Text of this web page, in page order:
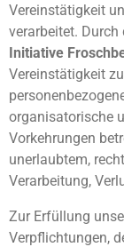
Vereinstätigkeit
verarbeitet.
Initiative
Vereinstätigkeit
organisatorische
Vorkehrungen
unerlaubtem,
Verarbeitung,
Zur Erfüllung
Verpflichtungen,